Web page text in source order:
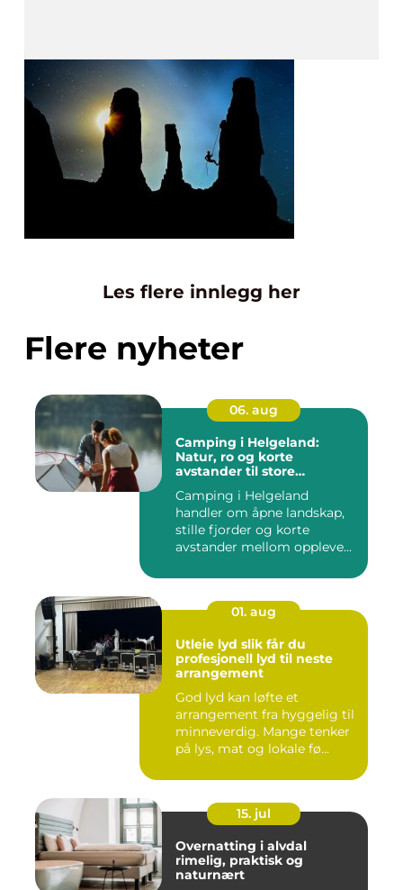
Les flere innlegg her
Flere nyheter
06. aug
Camping i Helgeland:
Natur, ro og korte
avstander til store
Camping i Helgeland
handler om åpne landskap,
stille fjorder og korte
avstander mellom oppleve...
01. aug
Utleie lyd slik får du
profesjonell lyd til neste
arrangement
God lyd kan løfte et
arrangement fra hyggelig til
minneverdig. Mange tenker
på lys, mat og lokale fø...
15. jul
Overnatting i alvdal
rimelig, praktisk og
naturnært